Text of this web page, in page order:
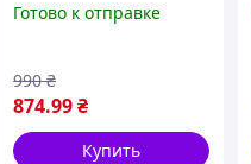
Готово к отправке
874.99₴
990 ₴
Купить